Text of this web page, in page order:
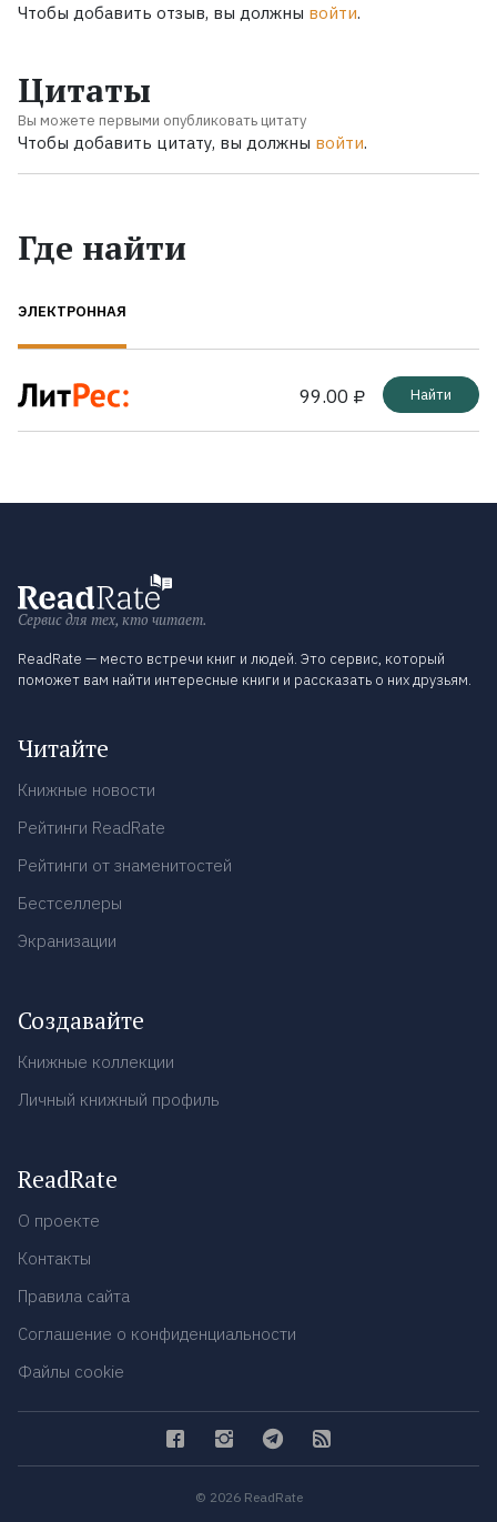
Чтобы добавить отзыв, вы должны войти.
Цитаты
Вы можете первыми опубликовать цитату
Чтобы добавить цитату, вы должны войти.
Где найти
ЭЛЕКТРОННАЯ
99.00 ₽ Найти
Сервис для тех, кто читает.
ReadRate — место встречи книг и людей. Это сервис, который
поможет вам найти интересные книги и рассказать о них друзьям.
Читайте
Книжные новости
Рейтинги ReadRate
Рейтинги от знаменитостей
Бестселлеры
Экранизации
Создавайте
Книжные коллекции
Личный книжный профиль
ReadRate
О проекте
Контакты
Правила сайта
Соглашение о конфиденциальности
Файлы cookie
© 2026 ReadRate